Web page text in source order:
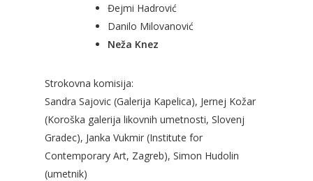
Đejmi Hadrović
Danilo Milovanović
Neža Knez
Strokovna komisija:
Sandra Sajovic (Galerija Kapelica), Jernej Kožar
(Koroška galerija likovnih umetnosti, Slovenj
Gradec), Janka Vukmir (Institute for
Contemporary Art, Zagreb), Simon Hudolin
(umetnik)